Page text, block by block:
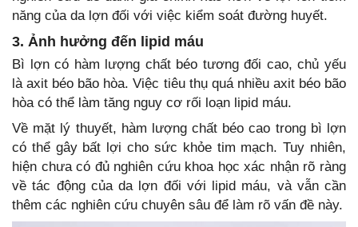
năng của da lợn đối với việc kiểm soát đường huyết.
3. Ảnh hưởng đến lipid máu
Bì lợn có hàm lượng chất béo tương đối cao, chủ yếu
là axit béo bão hòa. Việc tiêu thụ quá nhiều axit béo bão
hòa có thể làm tăng nguy cơ rối loạn lipid máu.
Về mặt lý thuyết, hàm lượng chất béo cao trong bì lợn
có thể gây bất lợi cho sức khỏe tim mạch. Tuy nhiên,
hiện chưa có đủ nghiên cứu khoa học xác nhận rõ ràng
về tác động của da lợn đối với lipid máu, và vẫn cần
thêm các nghiên cứu chuyên sâu để làm rõ vấn đề này.